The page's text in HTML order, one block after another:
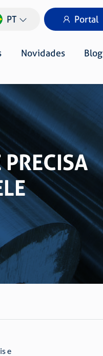
PT Portal
Novidades Blog
e